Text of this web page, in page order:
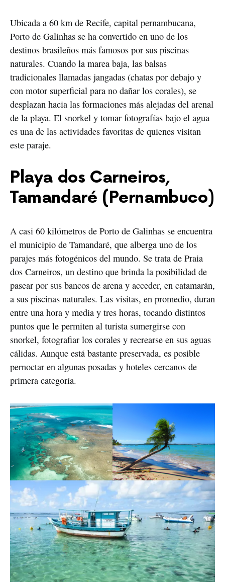
Ubicada a 60 km de Recife, capital pernambucana,
Porto de Galinhas se ha convertido en uno de los
destinos brasileños más famosos por sus piscinas
naturales. Cuando la marea baja, las balsas
tradicionales llamadas jangadas (chatas por debajo y
con motor superficial para no dañar los corales), se
desplazan hacia las formaciones más alejadas del arenal
de la playa. El snorkel y tomar fotografías bajo el agua
es una de las actividades favoritas de quienes visitan
este paraje.
Playa dos Carneiros,
Tamandaré (Pernambuco)
A casi 60 kilómetros de Porto de Galinhas se encuentra
el municipio de Tamandaré, que alberga uno de los
parajes más fotogénicos del mundo. Se trata de Praia
dos Carneiros, un destino que brinda la posibilidad de
pasear por sus bancos de arena y acceder, en catamarán,
a sus piscinas naturales. Las visitas, en promedio, duran
entre una hora y media y tres horas, tocando distintos
puntos que le permiten al turista sumergirse con
snorkel, fotografiar los corales y recrearse en sus aguas
cálidas. Aunque está bastante preservada, es posible
pernoctar en algunas posadas y hoteles cercanos de
primera categoría.